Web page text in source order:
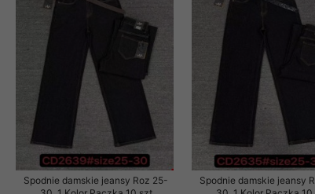
Spodnie damskie jeansy Roz 25-
Spodnie damskie jeansy